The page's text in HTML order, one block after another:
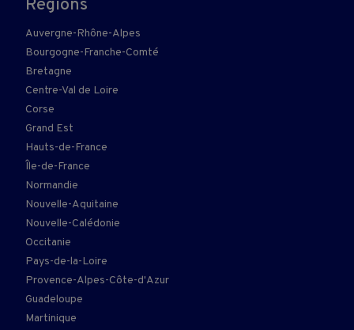
Régions
Auvergne-Rhône-Alpes
Bourgogne-Franche-Comté
Bretagne
Centre-Val de Loire
Corse
Grand Est
Hauts-de-France
Île-de-France
Normandie
Nouvelle-Aquitaine
Nouvelle-Calédonie
Occitanie
Pays-de-la-Loire
Provence-Alpes-Côte-d'Azur
Guadeloupe
Martinique